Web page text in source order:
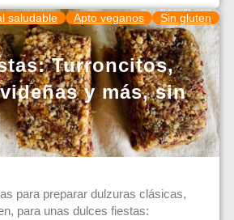
saludable Apto veganos Sin gluten
Turroncitos,
y más, sin
para preparar dulzuras clásicas,
para unas dulces fiestas: